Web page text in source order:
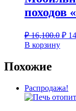
походов
₽16,100.0 ₽
В корзину
Похожие
Распродажа!